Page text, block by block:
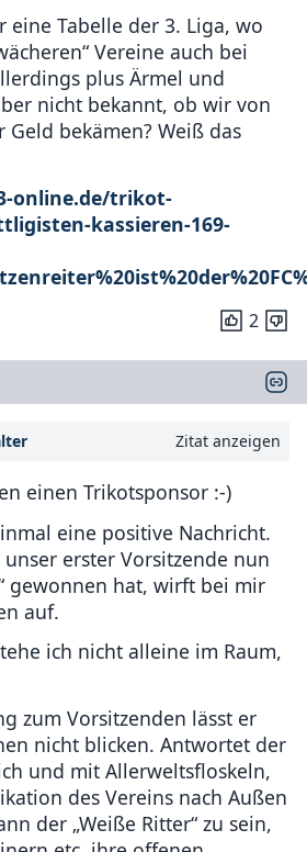
eine Tabelle der 3. Liga, wo
Vereine auch bei
plus Ärmel und
nicht bekannt, ob wir von
Geld bekämen? Weiß das
online.de/trikot-
kassieren-169-
2
Zitat anzeigen
einen Trikotsponsor :-)
eine positive Nachricht.
unser erster Vorsitzende nun
gewonnen hat, wirft bei mir
auf.
ich nicht alleine im Raum,
zum Vorsitzenden lässt er
nicht blicken. Antwortet der
und mit Allerweltsfloskeln,
des Vereins nach Außen
der „Weiße Ritter“ zu sein,